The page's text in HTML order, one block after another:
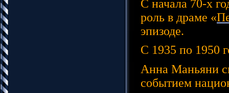
С начала 70-х
роль в драме «
эпизоде.
С 1935 по 1950
Анна Маньяни
событием